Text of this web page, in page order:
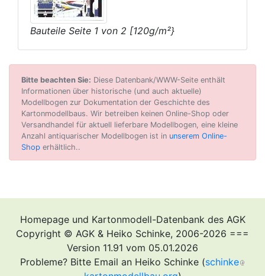
Bauteile Seite 1 von 2 [120g/m²}
Bitte beachten Sie: Diese Datenbank/WWW-Seite enthält
Informationen über historische (und auch aktuelle)
Modellbogen zur Dokumentation der Geschichte des
Kartonmodellbaus. Wir betreiben keinen Online-Shop oder
Versandhandel für aktuell lieferbare Modellbogen, eine kleine
Anzahl antiquarischer Modellbogen ist in unserem Online-
Shop erhältlich..
Homepage und Kartonmodell-Datenbank des AGK
Copyright © AGK & Heiko Schinke, 2006-2026 ===
Version 11.91 vom 05.01.2026
Probleme? Bitte Email an Heiko Schinke (schinke